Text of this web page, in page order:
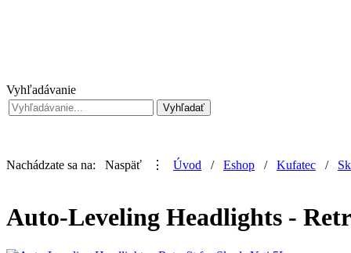
Vyhľadávanie
Nachádzate sa na: Naspäť ⋮ Úvod / Eshop / Kufatec /
Auto-Leveling Headlights -